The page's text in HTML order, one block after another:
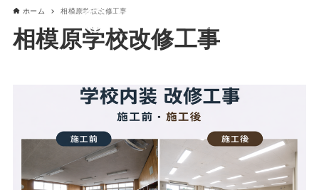
ホーム 相模原学校改修工事
相模原学校改修工事